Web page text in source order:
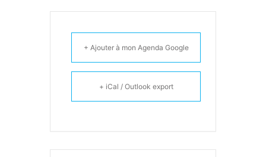
+ Ajouter à mon Agenda Google
+ iCal / Outlook export